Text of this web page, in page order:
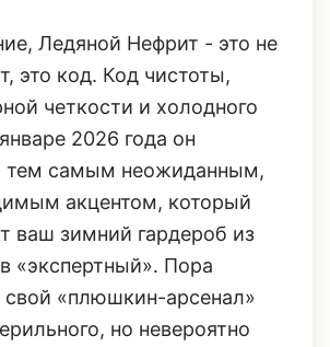
Ледяной Нефрит - это не
это код. Код чистоты,
четкости и холодного
2026 года он
тем самым неожиданным,
акцентом, который
ваш зимний гардероб из
«экспертный». Пора
свой «плюшкин-арсенал»
но невероятно